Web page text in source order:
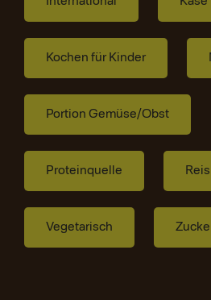
Kochen für Kinder
Portion Gemüse/Obst
Proteinquelle Reis
Vegetarisch